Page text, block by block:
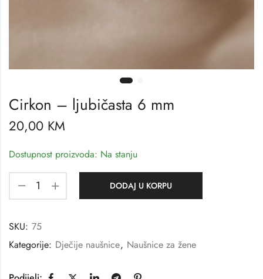
Cirkon – ljubičasta 6 mm
20,00 KM
Dostupnost proizvoda: Na stanju
DODAJ U KORPU
SKU: 75
Kategorije: Dječije naušnice, Naušnice za žene